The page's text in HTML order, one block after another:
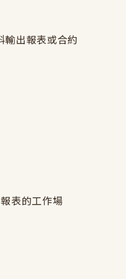
輸出報表或合約
表的工作場